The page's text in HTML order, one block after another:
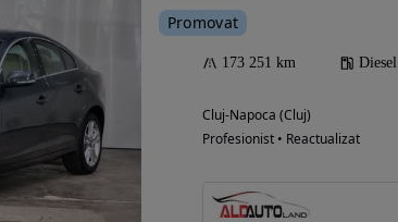
Promovat
173 251 km Diesel
Cluj-Napoca (Cluj)
Profesionist • Reactualizat